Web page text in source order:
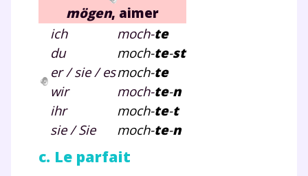
mögen, aimer
ich
du
er / sie / es
wir
ihr
sie / Sie
moch-te
moch-te-st
moch-te
moch-te-n
moch-te-t
moch-te-n
c. Le parfait